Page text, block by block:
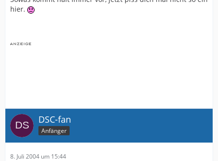
hier.
DSC-fan
Anfänger
8. Juli 2004 um 15:44